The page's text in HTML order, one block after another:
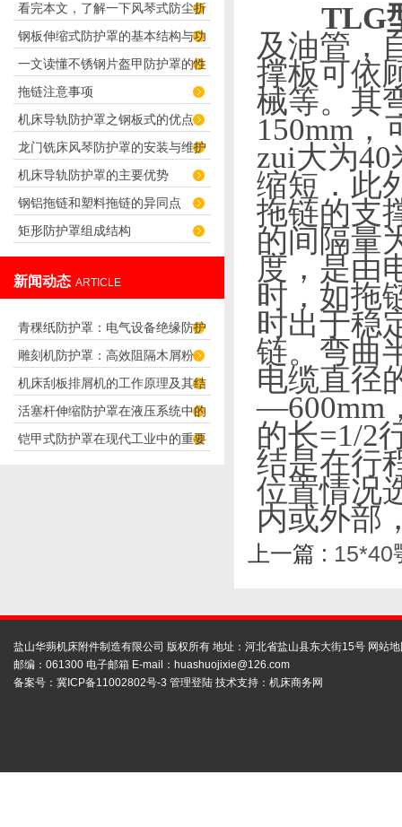
法
看完本文，了解一下风琴式防尘折
布的产品特点
钢板伸缩式防护罩的基本结构与功
能介绍
一文读懂不锈钢片盔甲防护罩的性
能特点
拖链注意事项
机床导轨防护罩之钢板式的优点
龙门铣床风琴防护罩的安装与维护
技巧
机床导轨防护罩的主要优势
钢铝拖链和塑料拖链的异同点
矩形防护罩组成结构
新闻动态 ARTICLE
青稞纸防护罩：电气设备绝缘防护
专用方案
雕刻机防护罩：高效阻隔木屑粉
尘，守护设备精度与安全
机床刮板排屑机的工作原理及其结
构分析
活塞杆伸缩防护罩在液压系统中的
应用
铠甲式防护罩在现代工业中的重要
TLG
及油管，
撑板可依
械等。其
150mm
zui大为40
缩短．此
拖链的支
的间隔量
度，是由
时，如拖
时出于稳
链。弯曲
电缆直径
—600mm
的长=1/2
结是在行
位置情况
内或外部
上一篇 : 15*40
盐山华蒴机床附件制造有限公司 版权所有 地址：河北省盐山县东大街15号 网站
邮编：061300 电子邮箱 E-mail： huashuojixie@126.com
备案号： 冀ICP备11002802号-3 管理登陆 技术支持： 机床商务网